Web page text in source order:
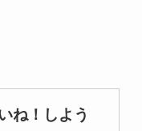
ね！しよう